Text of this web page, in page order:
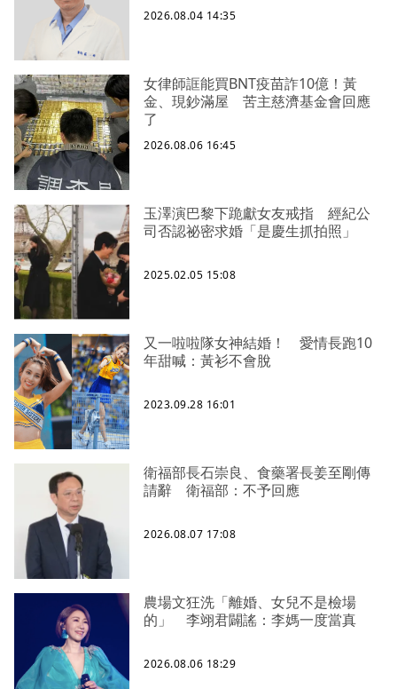
2026.08.04 14:35
女律師誆能買BNT疫苗詐10億！黃
金、現鈔滿屋 苦主慈濟基金會回應
了
2026.08.06 16:45
玉澤演巴黎下跪獻女友戒指 經紀公
司否認祕密求婚「是慶生抓拍照」
2025.02.05 15:08
又一啦啦隊女神結婚！ 愛情長跑10
年甜喊：黃衫不會脫
2023.09.28 16:01
衛福部長石崇良、食藥署長姜至剛傳
請辭 衛福部：不予回應
2026.08.07 17:08
農場文狂洗「離婚、女兒不是檢場
的」 李翊君闢謠：李媽一度當真
2026.08.06 18:29